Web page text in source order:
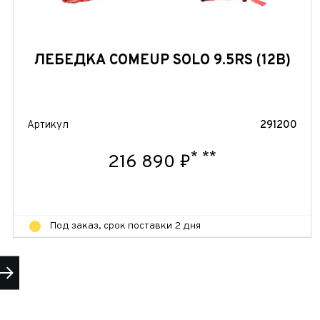
ЛЕБЕДКА COMEUP SOLO 9.5RS (12В)
Артикул 291200
216 890 ₽* **
Под заказ, срок поставки 2 дня